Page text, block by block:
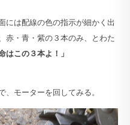
には配線の色の指示が細かく出
赤・青・紫の３本のみ、とわた
はこの３本よ！」
モーターを回してみる。